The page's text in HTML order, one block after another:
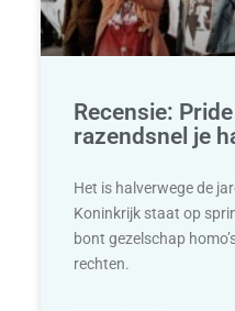
Recensie:
razendsnel je
Het is halverwege de
Koninkrijk staat op
bont gezelschap
rechten.